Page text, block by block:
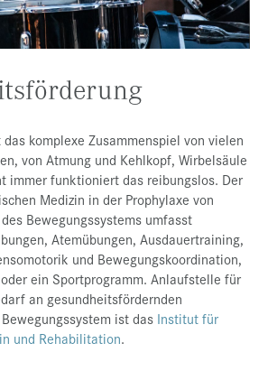
komplexe Zusammenspiel von vielen
von Atmung und Kehlkopf, Wirbelsäule
immer funktioniert das reibungslos. Der
Medizin in der Prophylaxe von
Bewegungssystems umfasst
Atemübungen, Ausdauertraining,
und Bewegungskoordination,
ein Sportprogramm. Anlaufstelle für
an gesundheitsfördernden
ist das Institut für
und Rehabilitation.